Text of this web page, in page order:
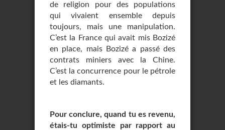
de religion pour des populations
qui vivaient ensemble depuis
toujours, mais une manipulation.
C’est la France qui avait mis Bozizé
en place, mais Bozizé a passé des
contrats miniers avec la Chine.
C’est la concurrence pour le pétrole
et les diamants.
Pour conclure, quand tu es revenu,
étais-tu optimiste par rapport au